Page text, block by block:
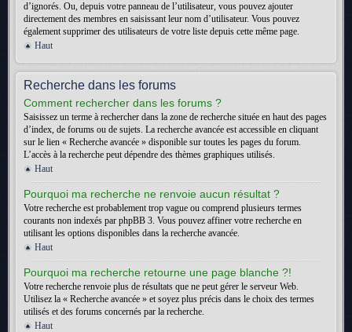
d’ignorés. Ou, depuis votre panneau de l’utilisateur, vous pouvez ajouter
directement des membres en saisissant leur nom d’utilisateur. Vous pouvez
également supprimer des utilisateurs de votre liste depuis cette même page.
Haut
Recherche dans les forums
Comment rechercher dans les forums ?
Saisissez un terme à rechercher dans la zone de recherche située en haut des pages
d’index, de forums ou de sujets. La recherche avancée est accessible en cliquant
sur le lien « Recherche avancée » disponible sur toutes les pages du forum.
L’accès à la recherche peut dépendre des thèmes graphiques utilisés.
Haut
Pourquoi ma recherche ne renvoie aucun résultat ?
Votre recherche est probablement trop vague ou comprend plusieurs termes
courants non indexés par phpBB 3. Vous pouvez affiner votre recherche en
utilisant les options disponibles dans la recherche avancée.
Haut
Pourquoi ma recherche retourne une page blanche ?!
Votre recherche renvoie plus de résultats que ne peut gérer le serveur Web.
Utilisez la « Recherche avancée » et soyez plus précis dans le choix des termes
utilisés et des forums concernés par la recherche.
Haut